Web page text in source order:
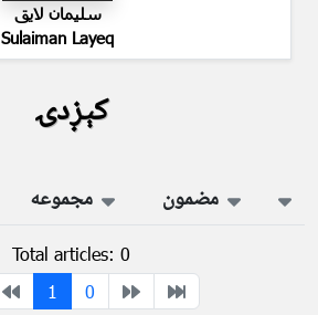
سليمان لايق
Sulaiman Layeq
کېږدۍ
مضمون مجموعه
Total articles: 0
1
0